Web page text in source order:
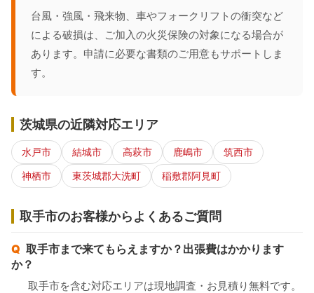
台風・強風・飛来物、車やフォークリフトの衝突など
による破損は、ご加入の火災保険の対象になる場合が
あります。申請に必要な書類のご用意もサポートしま
す。
茨城県の近隣対応エリア
水戸市 結城市 高萩市 鹿嶋市
筑西市
神栖市
東茨城郡大洗町 稲敷郡阿見町
取手市のお客様からよくあるご質問
取手市まで来てもらえますか？出張費はかかります
か？
取手市を含む対応エリアは現地調査・お見積り無料です。